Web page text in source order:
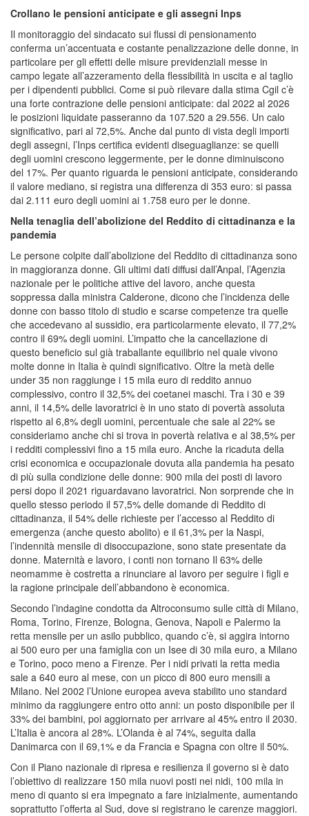
Crollano le pensioni anticipate e gli assegni Inps
Il monitoraggio del sindacato sui flussi di pensionamento
conferma un’accentuata e costante penalizzazione delle donne, in
particolare per gli effetti delle misure previdenziali messe in
campo legate all’azzeramento della flessibilità in uscita e al taglio
per i dipendenti pubblici. Come si può rilevare dalla stima Cgil c’è
una forte contrazione delle pensioni anticipate: dal 2022 al 2026
le posizioni liquidate passeranno da 107.520 a 29.556. Un calo
significativo, pari al 72,5%. Anche dal punto di vista degli importi
degli assegni, l’Inps certifica evidenti diseguaglianze: se quelli
degli uomini crescono leggermente, per le donne diminuiscono
del 17%. Per quanto riguarda le pensioni anticipate, considerando
il valore mediano, si registra una differenza di 353 euro: si passa
dai 2.111 euro degli uomini ai 1.758 euro per le donne.
Nella tenaglia dell’abolizione del Reddito di cittadinanza e la
pandemia
Le persone colpite dall’abolizione del Reddito di cittadinanza sono
in maggioranza donne. Gli ultimi dati diffusi dall’Anpal, l’Agenzia
nazionale per le politiche attive del lavoro, anche questa
soppressa dalla ministra Calderone, dicono che l’incidenza delle
donne con basso titolo di studio e scarse competenze tra quelle
che accedevano al sussidio, era particolarmente elevato, il 77,2%
contro il 69% degli uomini. L’impatto che la cancellazione di
questo beneficio sul già traballante equilibrio nel quale vivono
molte donne in Italia è quindi significativo. Oltre la metà delle
under 35 non raggiunge i 15 mila euro di reddito annuo
complessivo, contro il 32,5% dei coetanei maschi. Tra i 30 e 39
anni, il 14,5% delle lavoratrici è in uno stato di povertà assoluta
rispetto al 6,8% degli uomini, percentuale che sale al 22% se
consideriamo anche chi si trova in povertà relativa e al 38,5% per
i redditi complessivi fino a 15 mila euro. Anche la ricaduta della
crisi economica e occupazionale dovuta alla pandemia ha pesato
di più sulla condizione delle donne: 900 mila dei posti di lavoro
persi dopo il 2021 riguardavano lavoratrici. Non sorprende che in
quello stesso periodo il 57,5% delle domande di Reddito di
cittadinanza, il 54% delle richieste per l’accesso al Reddito di
emergenza (anche questo abolito) e il 61,3% per la Naspi,
l’indennità mensile di disoccupazione, sono state presentate da
donne. Maternità e lavoro, i conti non tornano Il 63% delle
neomamme è costretta a rinunciare al lavoro per seguire i figli e
la ragione principale dell’abbandono è economica.
Secondo l’indagine condotta da Altroconsumo sulle città di Milano,
Roma, Torino, Firenze, Bologna, Genova, Napoli e Palermo la
retta mensile per un asilo pubblico, quando c’è, si aggira intorno
ai 500 euro per una famiglia con un Isee di 30 mila euro, a Milano
e Torino, poco meno a Firenze. Per i nidi privati la retta media
sale a 640 euro al mese, con un picco di 800 euro mensili a
Milano. Nel 2002 l’Unione europea aveva stabilito uno standard
minimo da raggiungere entro otto anni: un posto disponibile per il
33% dei bambini, poi aggiornato per arrivare al 45% entro il 2030.
L’Italia è ancora al 28%. L’Olanda è al 74%, seguita dalla
Danimarca con il 69,1% e da Francia e Spagna con oltre il 50%.
Con il Piano nazionale di ripresa e resilienza il governo si è dato
l’obiettivo di realizzare 150 mila nuovi posti nei nidi, 100 mila in
meno di quanto si era impegnato a fare inizialmente, aumentando
soprattutto l’offerta al Sud, dove si registrano le carenze maggiori.